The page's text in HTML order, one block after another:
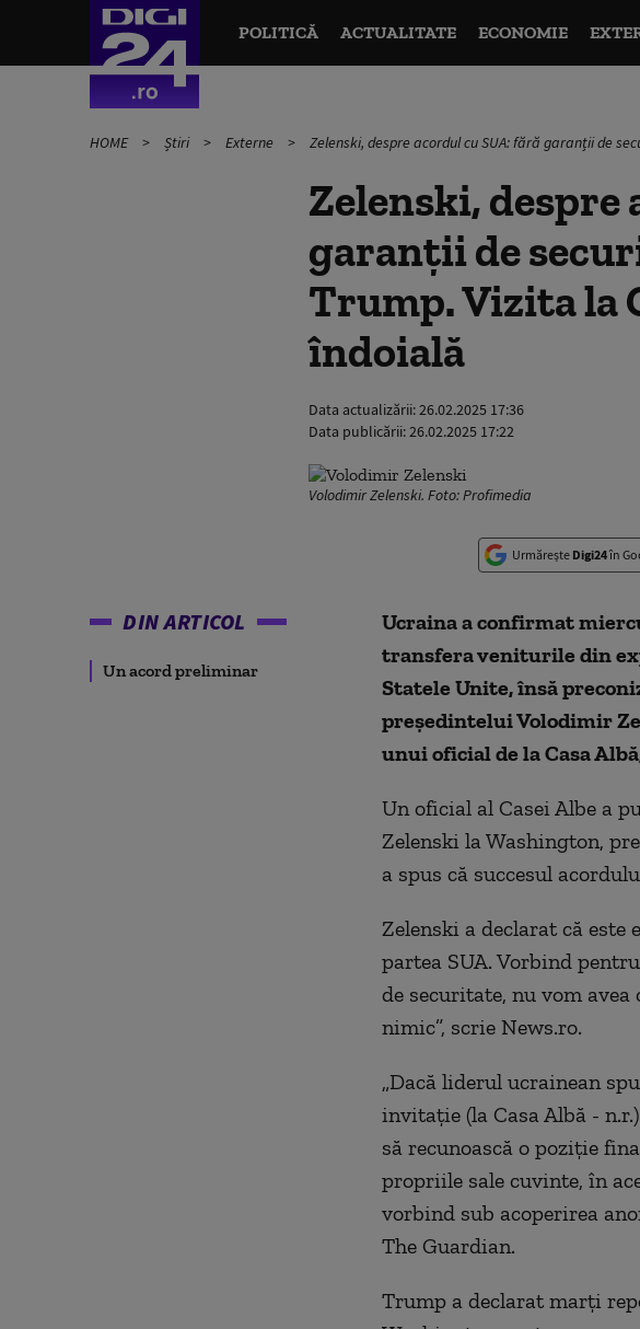
POLITICĂ ACTUALITATE ECONOMIE
HOME Știri Externe Zelenski, despre acordul cu SUA: fără garanții de
Zelenski, despre
garanții de
Trump. Vizita la
îndoială
Data actualizării:26.02.2025 17:36
Data publicării:26.02.2025 17:22
Volodimir Zelenski. Foto: Profimedia
Urmărește Digi24în
DIN ARTICOL
Un acord preliminar
Ucraina a confirmat
transfera veniturile din
Statele Unite, însă
preşedintelui Volodimir
unui oficial de la Casa
Un oficial al Casei Albe a
Zelenski la Washington,
a spus că succesul
Zelenski a declarat că este
partea SUA. Vorbind
de securitate, nu vom
nimic”, scrie News.ro.
„Dacă liderul ucrainean
invitaţie (la Casa Albă -
să recunoască o poziţie
propriile sale cuvinte, în
vorbind sub acoperirea
The Guardian.
Trump a declarat marţi